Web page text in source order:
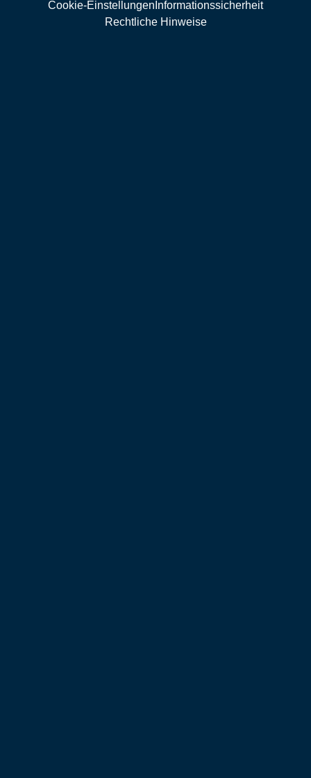
Cookie-Einstellungen Informationssicherheit
Rechtliche Hinweise